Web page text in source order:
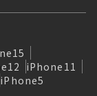
iPhone11
iPhone5